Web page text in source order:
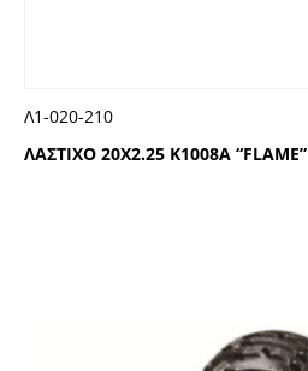
ΛΑΣΤΙΧΟ 20Χ2.25 Κ1008Α “FLΑΜΕ”
Λ1-020-210